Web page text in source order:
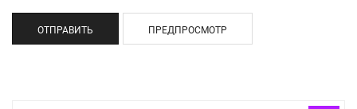
ОТПРАВИТЬ ПРЕДПРОСМОТР